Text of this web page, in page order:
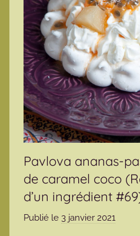
Pavlova ananas-
de caramel coco
d’un ingrédient
Publié le 3 janvier 2021